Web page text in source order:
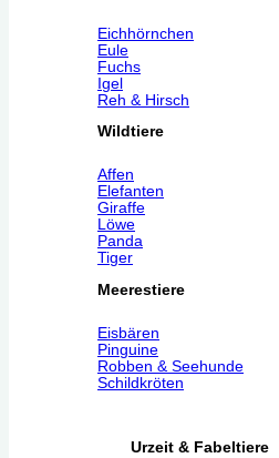
Eichhörnchen
Eule
Fuchs
Igel
Reh & Hirsch
Wildtiere
Affen
Elefanten
Giraffe
Löwe
Panda
Tiger
Meerestiere
Eisbären
Pinguine
Robben & Seehunde
Schildkröten
Urzeit & Fabeltiere